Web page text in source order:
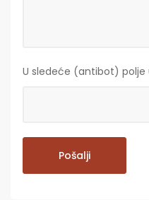
U sledeće (antibot) polje